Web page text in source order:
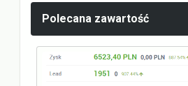
Polecana zawartość